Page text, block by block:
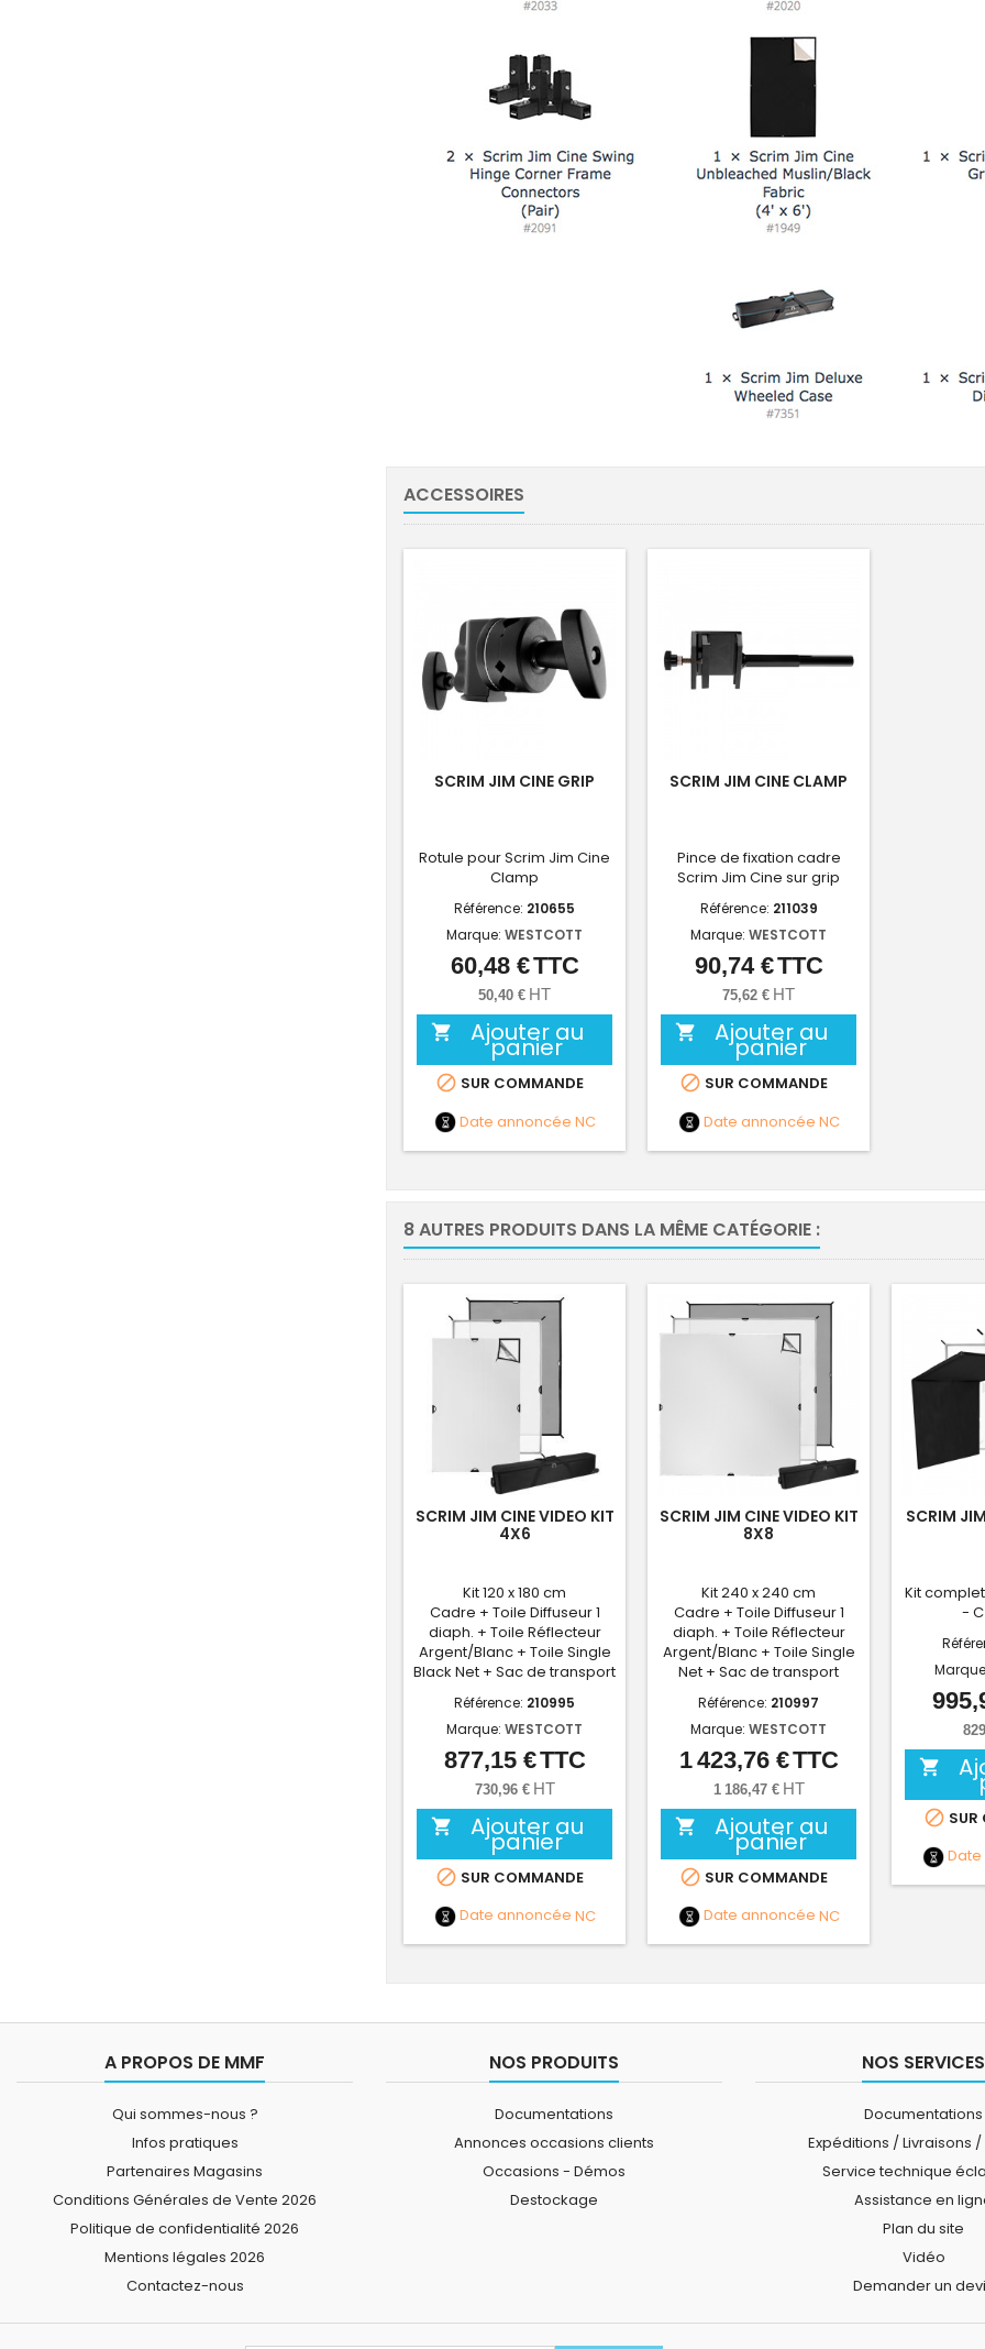
ACCESSOIRES
SCRIM JIM CINE GRIP
Rotule pour Scrim Jim Cine
Clamp
Référence: 210655
Marque: WESTCOTT
Prix
60,48 €TTC
50,40 € HT
 Ajouter au
panier
 SUR COMMANDE
Date annoncée NC
SCRIM JIM CINE CLAMP
Pince de fixation cadre
Scrim Jim Cine sur grip
Référence: 211039
Marque: WESTCOTT
Prix
90,74 €TTC
75,62 € HT
 Ajouter au
panier
 SUR COMMANDE
Date annoncée NC
8 AUTRES PRODUITS DANS LA MÊME CATÉGORIE :
SCRIM JIM CINE VIDEO KIT
4X6
Kit 120 x 180 cm
Cadre + Toile Diffuseur 1
diaph. + Toile Réflecteur
Argent/Blanc + Toile Single
Black Net + Sac de transport
Référence: 210995
Marque: WESTCOTT
Prix
877,15 €TTC
730,96 € HT
 Ajouter au
panier
 SUR COMMANDE
Date annoncée NC
SCRIM JIM CINE VIDEO KIT
8X8
Kit 240 x 240 cm
Cadre + Toile Diffuseur 1
diaph. + Toile Réflecteur
Argent/Blanc + Toile Single
Net + Sac de transport
Référence: 210997
Marque: WESTCOTT
Prix
1 423,76 €TTC
1 186,47 € HT
 Ajouter au
panier
 SUR COMMANDE
Date annoncée NC
SCRIM
Kit
-

 SUR
A PROPOS DE MMF
Qui sommes-nous ?
Infos pratiques
Partenaires Magasins
Conditions Générales de Vente 2026
Politique de confidentialité 2026
Mentions légales 2026
Contactez-nous
NOS PRODUITS
Documentations
Annonces occasions clients
Occasions - Démos
Destockage
NOS SERVICES
Documentations
Expéditions / Livraisons
Service technique
Assistance en
Plan du site
Vidéo
Demander un